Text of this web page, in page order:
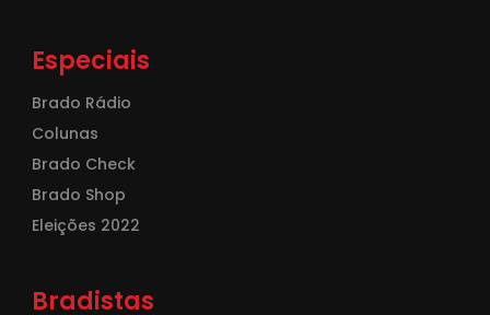
Especiais
Brado Rádio
Colunas
Brado Check
Brado Shop
Eleições 2022
Bradistas